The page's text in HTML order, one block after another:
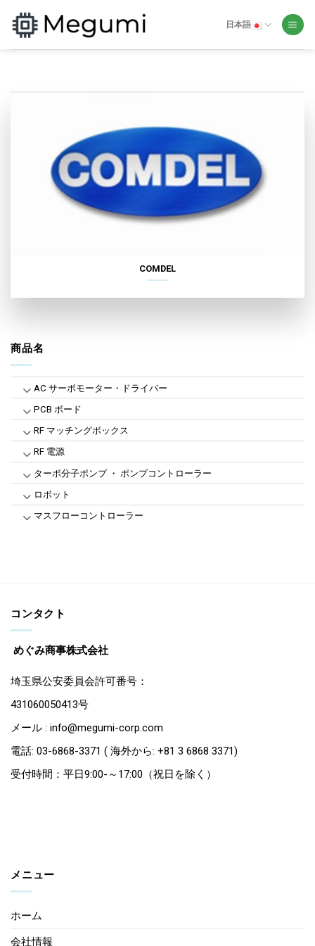
content
日本語
商品名
AC サーボモーター・ドライバー
PCB ボード
RF マッチングボックス
RF 電源
ターボ分子ポンプ ・ ポンプコントローラー
ロボット
マスフローコントローラー
COMDEL
コンタクト
めぐみ商事株式会社
埼玉県公安委員会許可番号：
431060050413号
メール : info@megumi-corp.com
電話: 03-6868-3371 ( 海外から: +81 3 6868 3371)
受付時間：平日9:00-～17:00（祝日を除く）
メニュー
ホーム
会社情報